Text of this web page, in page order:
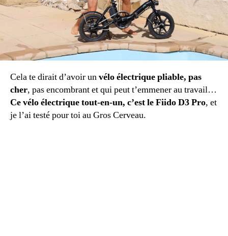
Cela te dirait d’avoir unvélo électrique pliable, pas
cher, pas encombrant et qui peut t’emmener au travail…
Ce vélo électrique tout-en-un, c’est le Fiido D3 Pro, et
je l’ai testé pour toi au Gros Cerveau.